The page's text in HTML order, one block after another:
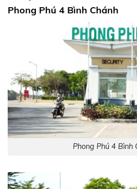
Phong Phú 4 Bình Chánh
Phong Phú 4 Bình